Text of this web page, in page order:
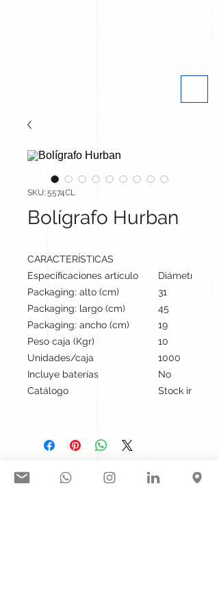
SKU: 5574CL
Bolígrafo Hurban
CARACTERÍSTICAS
Especificaciones artículo
Diámetro:
Packaging: alto (cm)
31
Packaging: largo (cm)
45
Packaging: ancho (cm)
19
Peso caja (Kgr)
10
Unidades/caja
1000
Incluye baterías
No
Catálogo
Stock
Síguenos en nuestras redes